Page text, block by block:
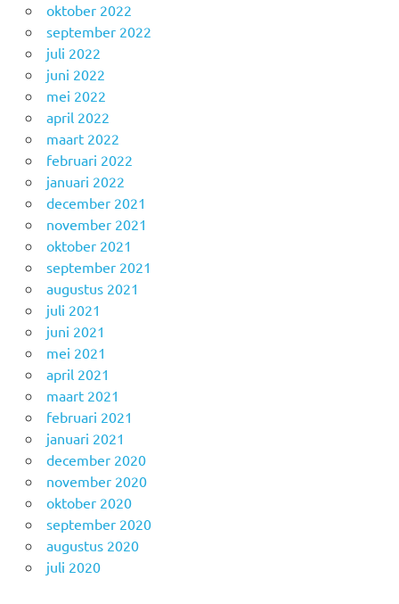
oktober 2022
september 2022
juli 2022
juni 2022
mei 2022
april 2022
maart 2022
februari 2022
januari 2022
december 2021
november 2021
oktober 2021
september 2021
augustus 2021
juli 2021
juni 2021
mei 2021
april 2021
maart 2021
februari 2021
januari 2021
december 2020
november 2020
oktober 2020
september 2020
augustus 2020
juli 2020